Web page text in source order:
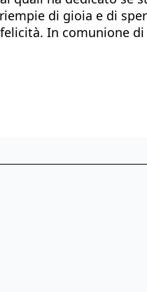
di gioia e di
In comunione